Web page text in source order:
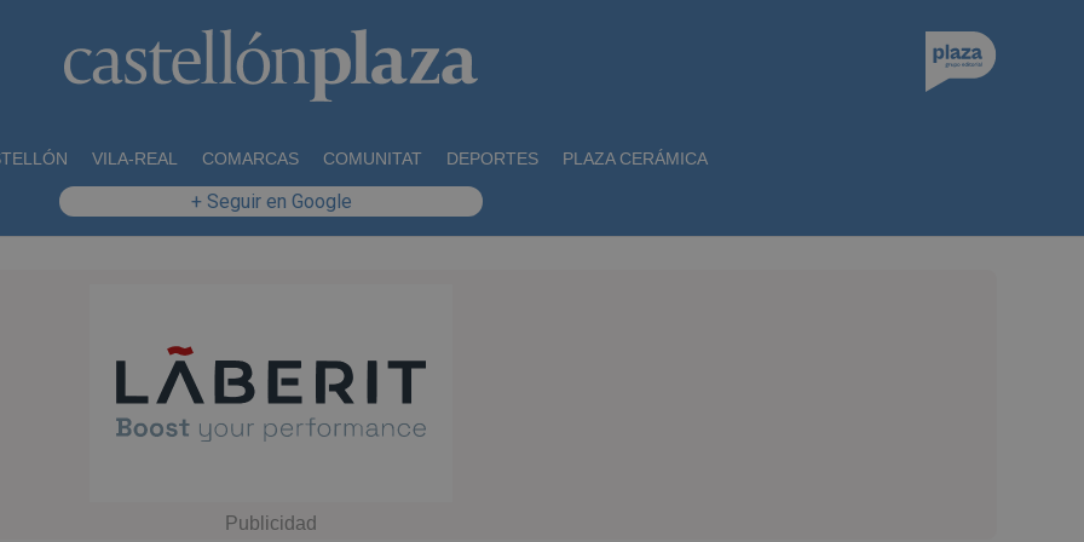
VILA-REAL COMARCAS COMUNITAT DEPORTES PLAZA CERÁMICA
+ Seguir en Google